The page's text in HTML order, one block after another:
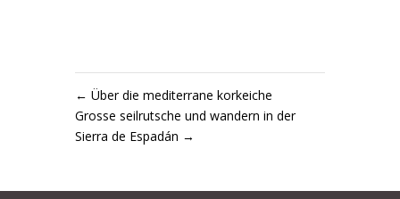
← Über die mediterrane korkeiche
Grosse seilrutsche und wandern in der
Sierra de Espadán →